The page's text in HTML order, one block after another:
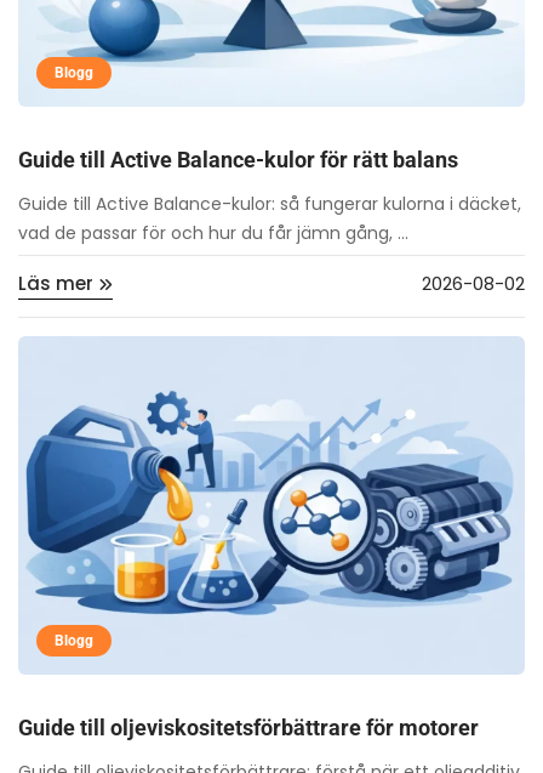
Blogg
Guide till Active Balance-kulor för rätt balans
Guide till Active Balance-kulor: så fungerar kulorna i däcket,
vad de passar för och hur du får jämn gång, ...
Läs mer 2026-08-02
Blogg
Guide till oljeviskositetsförbättrare för motorer